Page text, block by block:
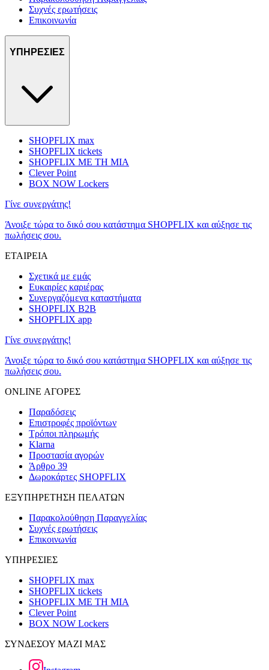
Συχνές ερωτήσεις
Επικοινωνία
ΥΠΗΡΕΣΙΕΣ
SHOPFLIX max
SHOPFLIX tickets
SHOPFLIX ΜΕ ΤΗ ΜΙΑ
Clever Point
BOX NOW Lockers
Γίνε συνεργάτης!
Άνοιξε τώρα το δικό σου κατάστημα SHOPFLIX και αύξησε τις
πωλήσεις σου.
ΕΤΑΙΡΕΙΑ
Σχετικά με εμάς
Ευκαιρίες καριέρας
Συνεργαζόμενα καταστήματα
SHOPFLIX B2B
SHOPFLIX app
Γίνε συνεργάτης!
Άνοιξε τώρα το δικό σου κατάστημα SHOPFLIX και αύξησε τις
πωλήσεις σου.
ONLINE ΑΓΟΡΕΣ
Παραδόσεις
Επιστροφές προϊόντων
Τρόποι πληρωμής
Klarna
Προστασία αγορών
Άρθρο 39
Δωροκάρτες SHOPFLIX
ΕΞΥΠΗΡΕΤΗΣΗ ΠΕΛΑΤΩΝ
Παρακολούθηση Παραγγελίας
Συχνές ερωτήσεις
Επικοινωνία
ΥΠΗΡΕΣΙΕΣ
SHOPFLIX max
SHOPFLIX tickets
SHOPFLIX ΜΕ ΤΗ ΜΙΑ
Clever Point
BOX NOW Lockers
ΣΥΝΔΕΣΟΥ ΜΑΖΙ ΜΑΣ